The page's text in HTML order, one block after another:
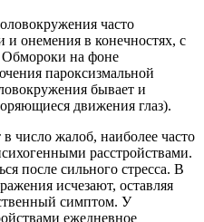
часто
и онемения в конечностях, с
Обмороки на фоне
пароксизмальной
бывает и
движения глаз).
в число жалоб, наиболее часто
расстройствами.
после сильного стресса. В
исчезают, оставляя
симптом. У
ежедневное